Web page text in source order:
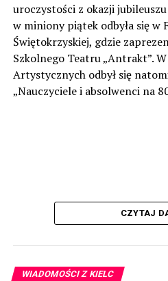
uroczystości z okazji jubileuszu
w miniony piątek odbyła się w
Świętokrzyskiej, gdzie
Szkolnego Teatru „Antrakt”.
Artystycznych odbył się
„Nauczyciele i absolwenci na
CZYTAJ
WIADOMOŚCI Z KIELC